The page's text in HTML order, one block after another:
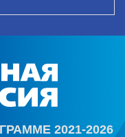
2021-2026